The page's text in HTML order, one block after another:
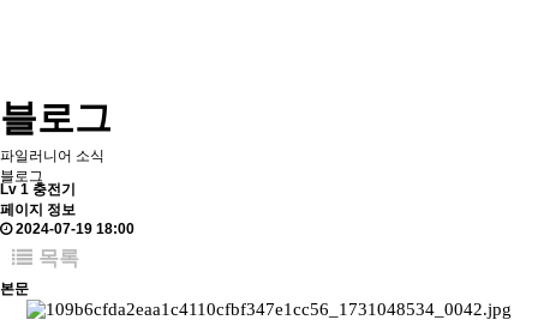
블로그
파일러니어 소식
블로그
Lv 1 충전기
페이지 정보
2024-07-19 18:00
목록
본문